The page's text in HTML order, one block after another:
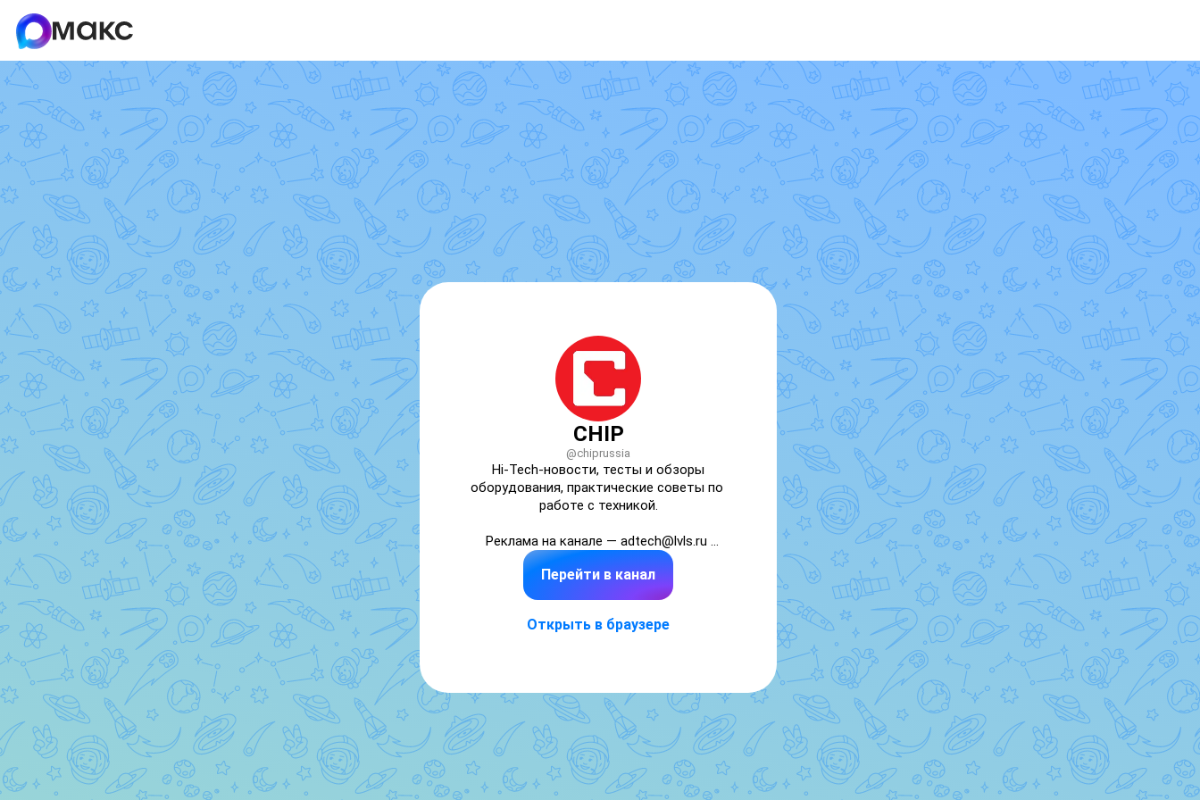
CHIP
@chiprussia
Hi-Tech-новости, тесты и обзоры
оборудования, практические советы по
работе с техникой.
Реклама на канале — adtech@lvls.ru
Вся информация, не содержащая пометки
«реклама», является редакторским мнением
характер.
Перейти в канал
Открыть в браузере